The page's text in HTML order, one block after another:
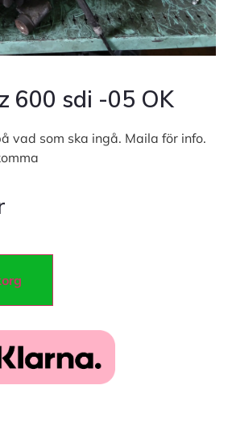
600 sdi -05 OK
vad som ska ingå. Maila för info.